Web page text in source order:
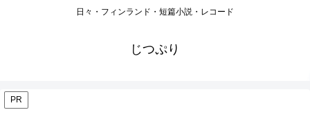
日々・フィンランド・短篇小説・レコード
じつぷり
PR